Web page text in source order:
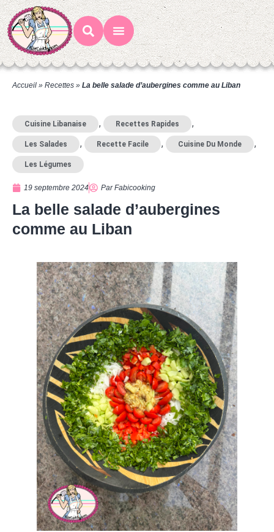
Accueil » Recettes » La belle salade d’aubergines comme au Liban
Cuisine Libanaise , Recettes Rapides ,
Les Salades , Recette Facile , Cuisine Du Monde ,
Les Légumes
19 septembre 2024 ParFabicooking
La belle salade d’aubergines
comme au Liban